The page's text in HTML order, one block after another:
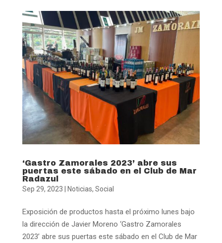
‘Gastro Zamorales 2023’ abre sus
puertas este sábado en el Club de Mar
Radazul
Sep 29, 2023 Noticias, Social
Exposición de productos hasta el próximo lunes bajo
la dirección de Javier Moreno ‘Gastro Zamorales
2023’ abre sus puertas este sábado en el Club de Mar